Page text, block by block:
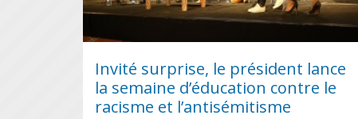
Invité surprise, le président lance
la semaine d’éducation contre le
racisme et l’antisémitisme